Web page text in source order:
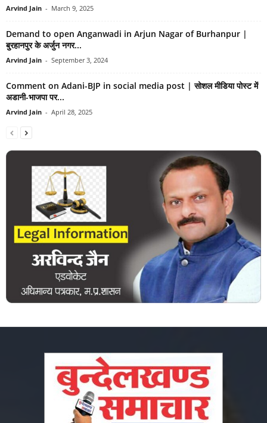
Arvind Jain - March 9, 2025
Demand to open Anganwadi in Arjun Nagar of Burhanpur |
बुरहानपुर के अर्जुन नगर...
Arvind Jain - September 3, 2024
Comment on Adani-BJP in social media post | सोशल मीडिया पोस्ट में
अडानी-भाजपा पर...
Arvind Jain - April 28, 2025